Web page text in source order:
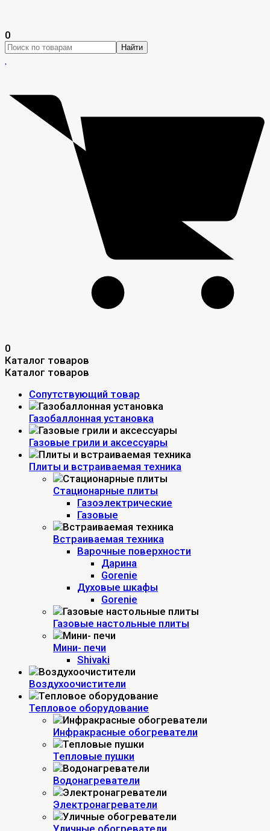
0
Найти
0
Каталог товаров
Каталог товаров
Сопутствующий товар
Газобаллонная установка
Газовые грили и аксессуары
Плиты и встраиваемая техника
Стационарные плиты
Газоэлектрические
Газовые
Встраиваемая техника
Варочные поверхности
Дарина
Gorenie
Духовые шкафы
Gorenie
Газовые настольные плиты
Мини- печи
Shivaki
Воздухоочистители
Тепловое оборудование
Инфракрасные обогреватели
Тепловые пушки
Водонагреватели
Электронагреватели
Уличные обогреватели